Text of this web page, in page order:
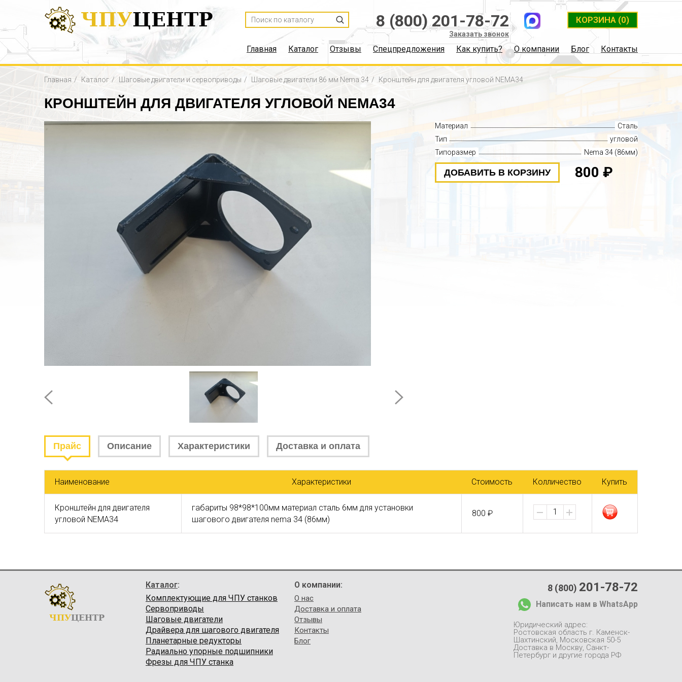
ЧПУЦЕНТР 8 (800) 201-78-72
Заказать звонок
КОРЗИНА (0)
Главная Каталог Отзывы Спецпредложения Как купить? О компании Блог Контакты
Главная Каталог Шаговые двигатели и сервоприводы Шаговые двигатели 86 мм Nema 34 Кронштейн для двигателя угловой NEMA34
КРОНШТЕЙН ДЛЯ ДВИГАТЕЛЯ УГЛОВОЙ NEMA34
Материал
Сталь
Тип
угловой
Типоразмер
Nema 34 (86мм)
ДОБАВИТЬ В КОРЗИНУ 800 ₽
Прайс Описание Характеристики Доставка и оплата
Наименование Характеристики Стоимость Колличество Купить
Кронштейн для двигателя
угловой NEMA34
габариты 98*98*100мм материал сталь 6мм для установки
шагового двигателя nema 34 (86мм)
800 ₽
ЧПУЦЕНТР
Каталог:
Комплектующие для ЧПУ станков
Сервоприводы
Шаговые двигатели
Драйвера для шагового двигателя
Планетарные редукторы
Радиально упорные подшипники
Фрезы для ЧПУ станка
О компании:
О нас
Доставка и оплата
Отзывы
Контакты
Блог
8 (800) 201-78-72
Написать нам в WhatsApp
Юридический адрес:
Ростовская область г. Каменск-
Шахтинский, Московская 50-5
Доставка в Москву, Санкт-
Петербург и другие города РФ